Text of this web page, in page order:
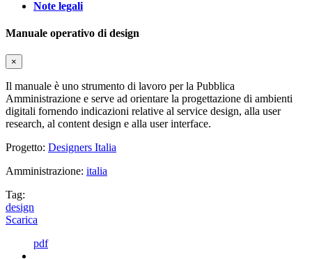
Note legali
Manuale operativo di design
×
Il manuale è uno strumento di lavoro per la Pubblica
Amministrazione e serve ad orientare la progettazione di ambienti
digitali fornendo indicazioni relative al service design, alla user
research, al content design e alla user interface.
Progetto: Designers Italia
Amministrazione: italia
Tag:
design
Scarica
pdf